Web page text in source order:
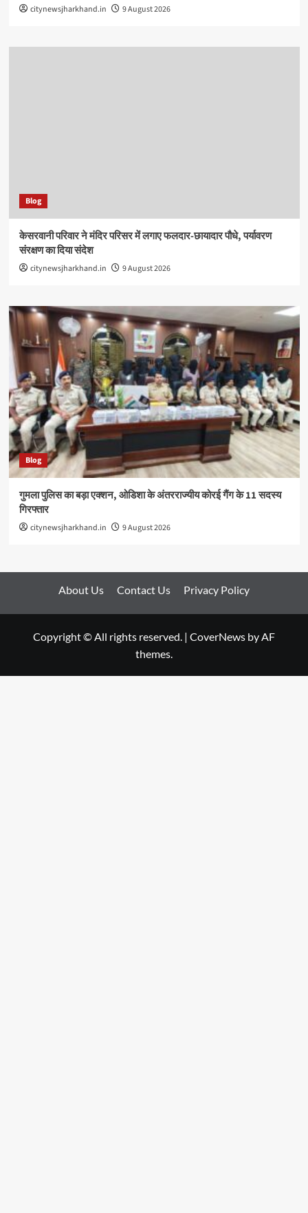
citynewsjharkhand.in 9 August 2026
Blog
केसरवानी परिवार ने मंदिर परिसर में लगाए फलदार-छायादार पौधे, पर्यावरण
संरक्षण का दिया संदेश
citynewsjharkhand.in 9 August 2026
Blog
गुमला पुलिस का बड़ा एक्शन, ओडिशा के अंतरराज्यीय कोरई गैंग के 11 सदस्य
गिरफ्तार
citynewsjharkhand.in 9 August 2026
About Us Contact Us Privacy Policy
Copyright © All rights reserved. | CoverNews by AF
themes.